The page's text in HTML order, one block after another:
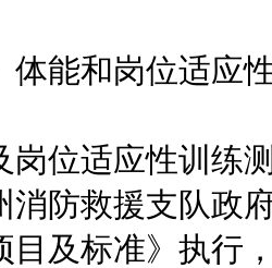
能和岗位适应
适应性训练测
消防救援支队政
目及标准》执行